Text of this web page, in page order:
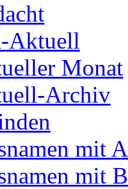
Aktuell
Monat
Archiv
mit A
mit B